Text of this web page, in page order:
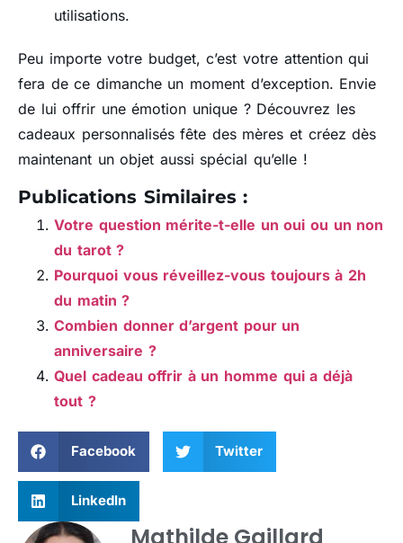
utilisations.
Peu importe votre budget, c’est votre attention qui
fera de ce dimanche un moment d’exception. Envie
de lui offrir une émotion unique ? Découvrez les
cadeaux personnalisés fête des mères et créez dès
maintenant un objet aussi spécial qu’elle !
Publications Similaires :
Votre question mérite-t-elle un oui ou un non
du tarot ?
Pourquoi vous réveillez-vous toujours à 2h
du matin ?
Combien donner d’argent pour un
anniversaire ?
Quel cadeau offrir à un homme qui a déjà
tout ?
Facebook Twitter
LinkedIn
Mathilde Gaillard